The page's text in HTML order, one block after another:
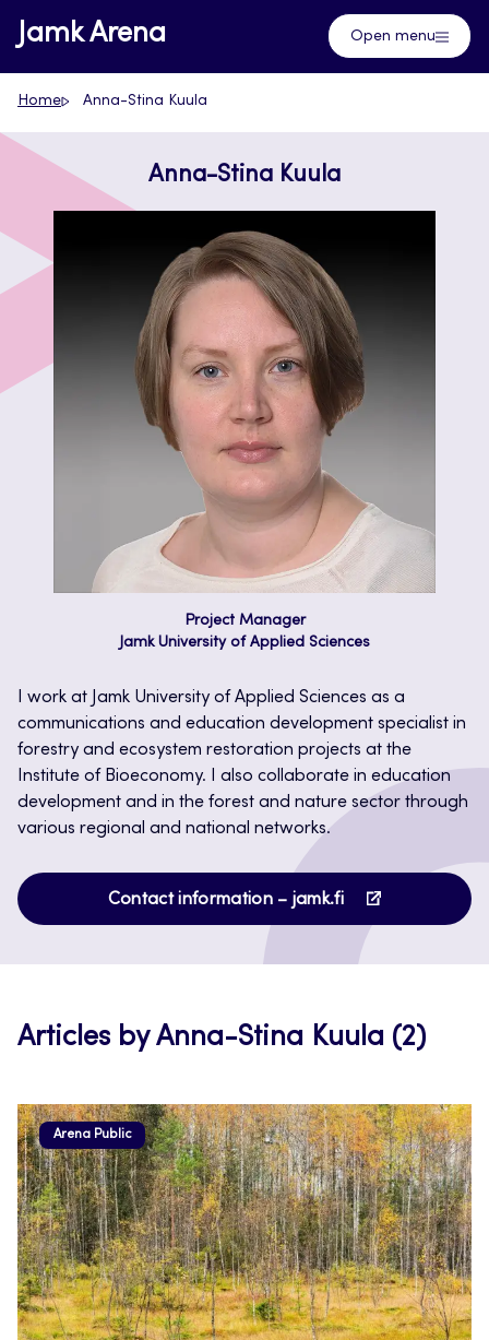
Skip
to
content
Jamk Arena Open menu
Home Anna-Stina Kuula
Anna-Stina Kuula
Project Manager
Jamk University of Applied Sciences
I work at Jamk University of Applied Sciences as a
communications and education development specialist in
forestry and ecosystem restoration projects at the
Institute of Bioeconomy. I also collaborate in education
development and in the forest and nature sector through
various regional and national networks.
Contact information – jamk.fi
Opens
in
Articles by Anna-Stina Kuula (2)
Arena Public